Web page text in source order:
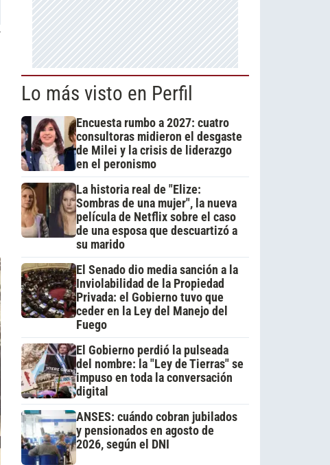
Lo más visto en Perfil
Encuesta rumbo a 2027: cuatro
consultoras midieron el desgaste
de Milei y la crisis de liderazgo
en el peronismo
La historia real de "Elize:
Sombras de una mujer", la nueva
película de Netflix sobre el caso
de una esposa que descuartizó a
su marido
El Senado dio media sanción a la
Inviolabilidad de la Propiedad
Privada: el Gobierno tuvo que
ceder en la Ley del Manejo del
Fuego
El Gobierno perdió la pulseada
del nombre: la "Ley de Tierras" se
impuso en toda la conversación
digital
ANSES: cuándo cobran jubilados
y pensionados en agosto de
2026, según el DNI